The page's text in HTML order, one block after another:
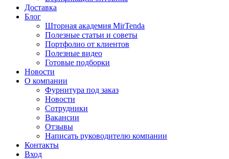
Доставка
Блог
Шторная академия MirTenda
Полезные статьи и советы
Портфолио от клиентов
Полезные видео
Готовые подборки
Новости
О компании
Фурнитура под заказ
Новости
Сотрудники
Вакансии
Отзывы
Написать руководителю компании
Контакты
Вход